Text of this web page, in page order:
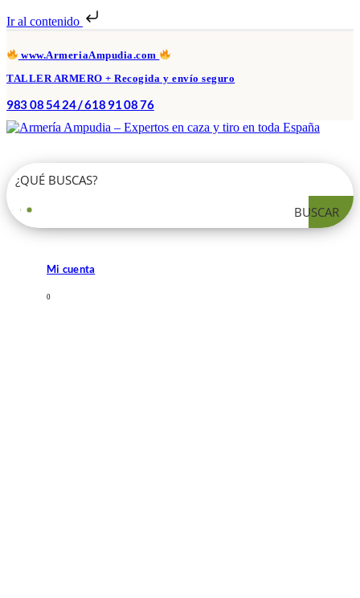
Ir al contenido
www.ArmeriaAmpudia.com
TALLER ARMERO + Recogida y envío seguro
983 08 54 24 / 618 91 08 76
BUSCAR
Mi cuenta
0